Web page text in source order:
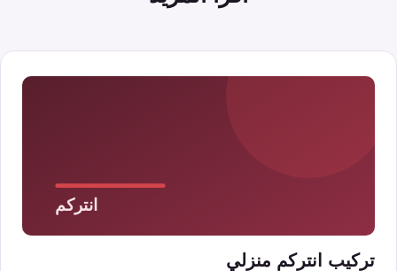
تركيب انتركم منزلي